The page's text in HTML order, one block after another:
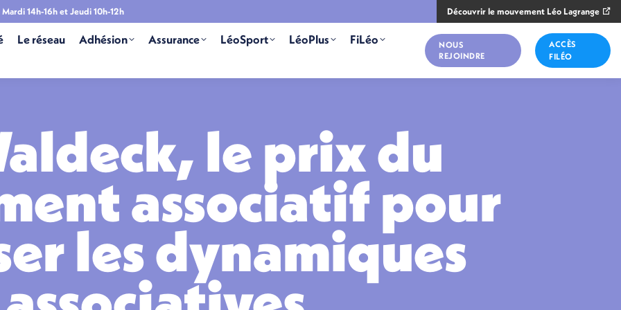
Mardi 14h-16h et Jeudi 10h-12h Découvrir le mouvement Léo Lagrange
Le réseau Adhésion Assurance LéoSport LéoPlus FiLéo
NOUS
REJOINDRE
ACCÈS
FILÉO
le prix du
associatif pour
les dynamiques